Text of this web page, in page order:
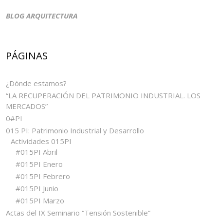
BLOG ARQUITECTURA
PÁGINAS
¿Dónde estamos?
“LA RECUPERACIÓN DEL PATRIMONIO INDUSTRIAL. LOS
MERCADOS”
0#PI
015 PI: Patrimonio Industrial y Desarrollo
Actividades 015PI
#015PI Abril
#015PI Enero
#015PI Febrero
#015PI Junio
#015PI Marzo
Actas del IX Seminario “Tensión Sostenible”